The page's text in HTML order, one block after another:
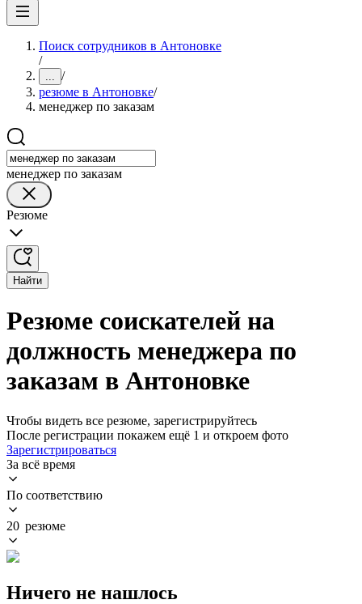
Поиск сотрудников в Антоновке
/
... /
резюме в Антоновке/
менеджер по заказам
менеджер по заказам
Резюме
Найти
Резюме соискателей на
должность менеджера по
заказам в Антоновке
Чтобы видеть все резюме, зарегистрируйтесь
После регистрации покажем ещё 1 и откроем фото
Зарегистрироваться
За всё время
По соответствию
20 резюме
Ничего не нашлось